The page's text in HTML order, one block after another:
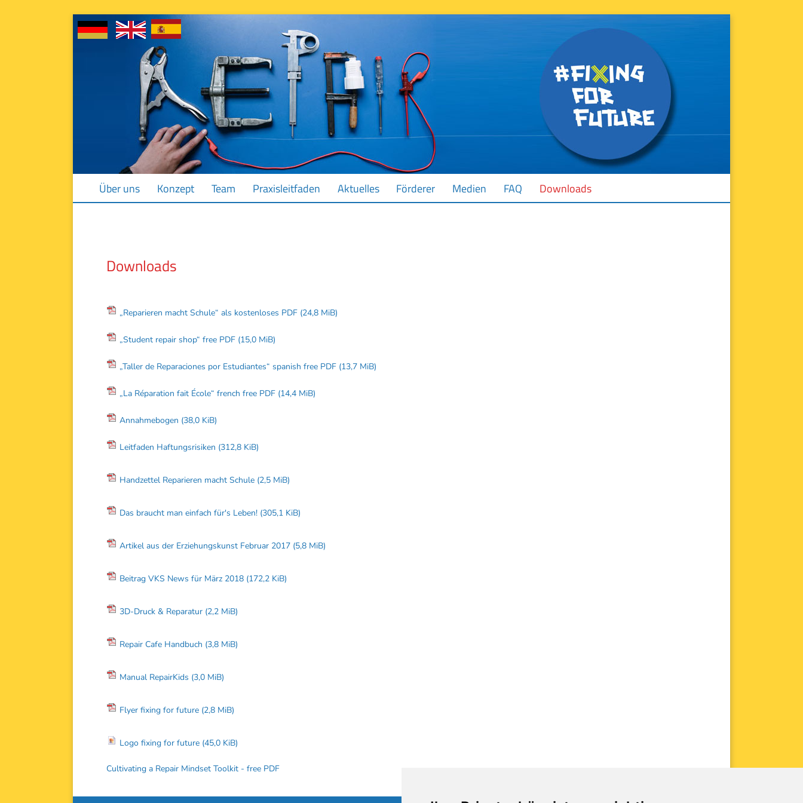
Navigation
Über uns Konzept Team Praxisleitfaden Aktuelles Förderer Medien FAQ Downloads
Downloads
„Reparieren macht Schule“ als kostenloses PDF (24,8 MiB)
„Student repair shop“ free PDF (15,0 MiB)
„Taller de Reparaciones por Estudiantes“ spanish free PDF (13,7 MiB)
„La Réparation fait École“ french free PDF (14,4 MiB)
Annahmebogen (38,0 KiB)
Leitfaden Haftungsrisiken (312,8 KiB)
Handzettel Reparieren macht Schule (2,5 MiB)
Das braucht man einfach für's Leben! (305,1 KiB)
Artikel aus der Erziehungskunst Februar 2017 (5,8 MiB)
Beitrag VKS News für März 2018 (172,2 KiB)
3D-Druck & Reparatur (2,2 MiB)
Repair Cafe Handbuch (3,8 MiB)
Manual RepairKids (3,0 MiB)
Flyer fixing for future (2,8 MiB)
Logo fixing for future (45,0 KiB)
Cultivating a Repair Mindset Toolkit - free PDF